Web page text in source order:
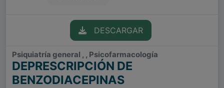
DESCARGAR
Psiquiatría general , , Psicofarmacología
DEPRESCRIPCIÓN DE
BENZODIACEPINAS